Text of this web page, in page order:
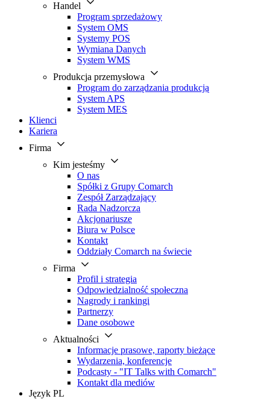
Handel
Program sprzedażowy
System OMS
Systemy POS
Wymiana Danych
System WMS
Produkcja przemysłowa
Program do zarządzania produkcją
System APS
System MES
Klienci
Kariera
Firma
Kim jesteśmy
O nas
Spółki z Grupy Comarch
Zespół Zarządzający
Rada Nadzorcza
Akcjonariusze
Biura w Polsce
Kontakt
Oddziały Comarch na świecie
Firma
Profil i strategia
Odpowiedzialność społeczna
Nagrody i rankingi
Partnerzy
Dane osobowe
Aktualności
Informacje prasowe, raporty bieżące
Wydarzenia, konferencje
Podcasty - "IT Talks with Comarch"
Kontakt dla mediów
Język PL